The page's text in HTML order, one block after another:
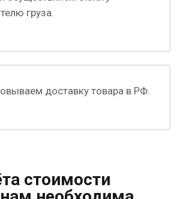
груза.
доставку товара в РФ.
стоимости